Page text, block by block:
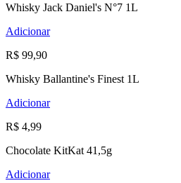
Whisky Jack Daniel's N°7 1L
Adicionar
R$ 99,90
Whisky Ballantine's Finest 1L
Adicionar
R$ 4,99
Chocolate KitKat 41,5g
Adicionar